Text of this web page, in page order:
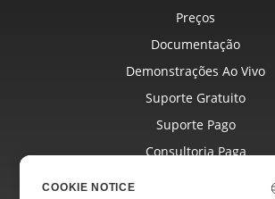
Preços
Documentação
Demonstrações Ao Vivo
Suporte Gratuito
Suporte Pago
Consultoria Paga
COOKIE NOTICE